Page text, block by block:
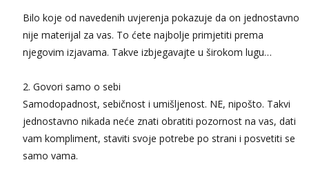
tel:0,93€ - mob:1,12€ min
Obavijesti me kada se oslobodi
tel:0,93€ - mob:1,12€ min
Bilo koje od navedenih uvjerenja pokazuje da on jednostavno
nije materijal za vas. To ćete najbolje primjetiti prema
njegovim izjavama. Takve izbjegavajte u širokom lugu…
2. Govori samo o sebi
Samodopadnost, sebičnost i umišljenost. NE, nipošto. Takvi
jednostavno nikada neće znati obratiti pozornost na vas, dati
vam kompliment, staviti svoje potrebe po strani i posvetiti se
samo vama.